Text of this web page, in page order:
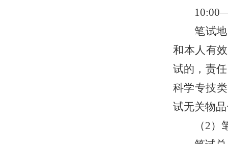
笔试
和本人有效
试的 ，责
科学专技
试无关物
（2）